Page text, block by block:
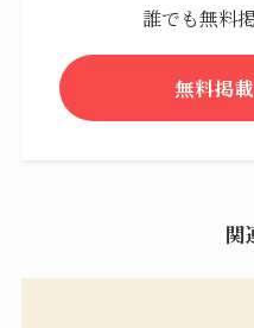
誰でも無料
無料掲
関